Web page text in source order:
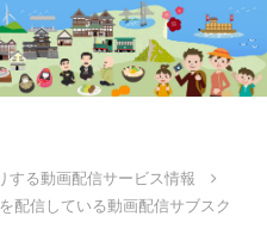
する動画配信サービス情報
配信している動画配信サブスク